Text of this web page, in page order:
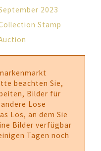
2023
Stamp
beachten Sie,
Bilder für
Lose
Los, an dem Sie
Bilder verfügbar
Tagen noch